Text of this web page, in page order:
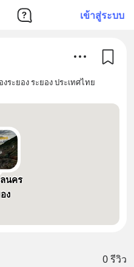
เข้าสู่ระบบ
ระยอง ระยอง ประเทศไทย
นคร
ง
0 รีวิว